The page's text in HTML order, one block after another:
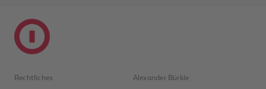
Rechtliches Alexander Bürkle